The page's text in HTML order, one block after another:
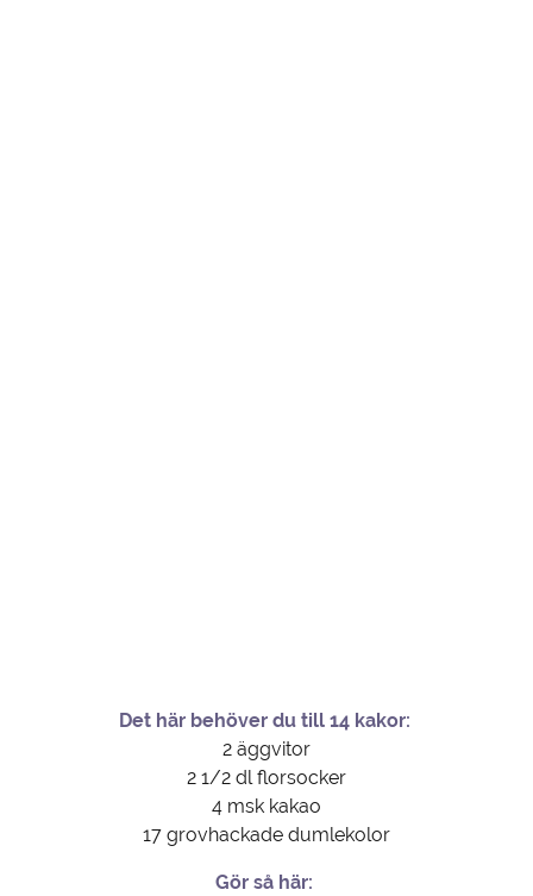
Det här behöver du till 14 kakor:
2 äggvitor
2 1/2 dl florsocker
4 msk kakao
17 grovhackade dumlekolor
Gör så här: